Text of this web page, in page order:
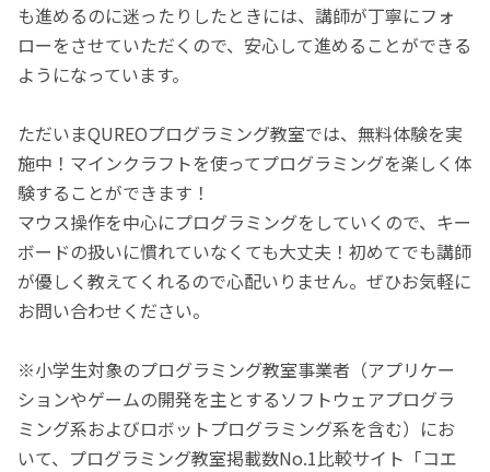
も進めるのに迷ったりしたときには、講師が丁寧にフォ
ローをさせていただくので、安心して進めることができる
ようになっています。
ただいまQUREOプログラミング教室では、無料体験を実
施中！マインクラフトを使ってプログラミングを楽しく体
験することができます！
マウス操作を中心にプログラミングをしていくので、キー
ボードの扱いに慣れていなくても大丈夫！初めてでも講師
が優しく教えてくれるので心配いりません。ぜひお気軽に
お問い合わせください。
※小学生対象のプログラミング教室事業者（アプリケー
ションやゲームの開発を主とするソフトウェアプログラ
ミング系およびロボットプログラミング系を含む）にお
いて、プログラミング教室掲載数No.1比較サイト「コエ